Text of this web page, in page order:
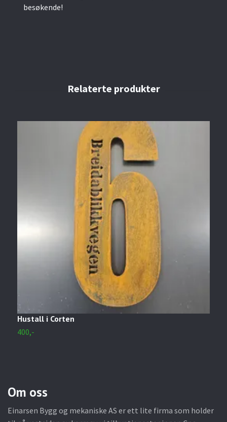
Om oss
Einarsen Bygg og mekaniske AS er ett lite firma som holder
besøkende!
Hustall i Corten
400,-